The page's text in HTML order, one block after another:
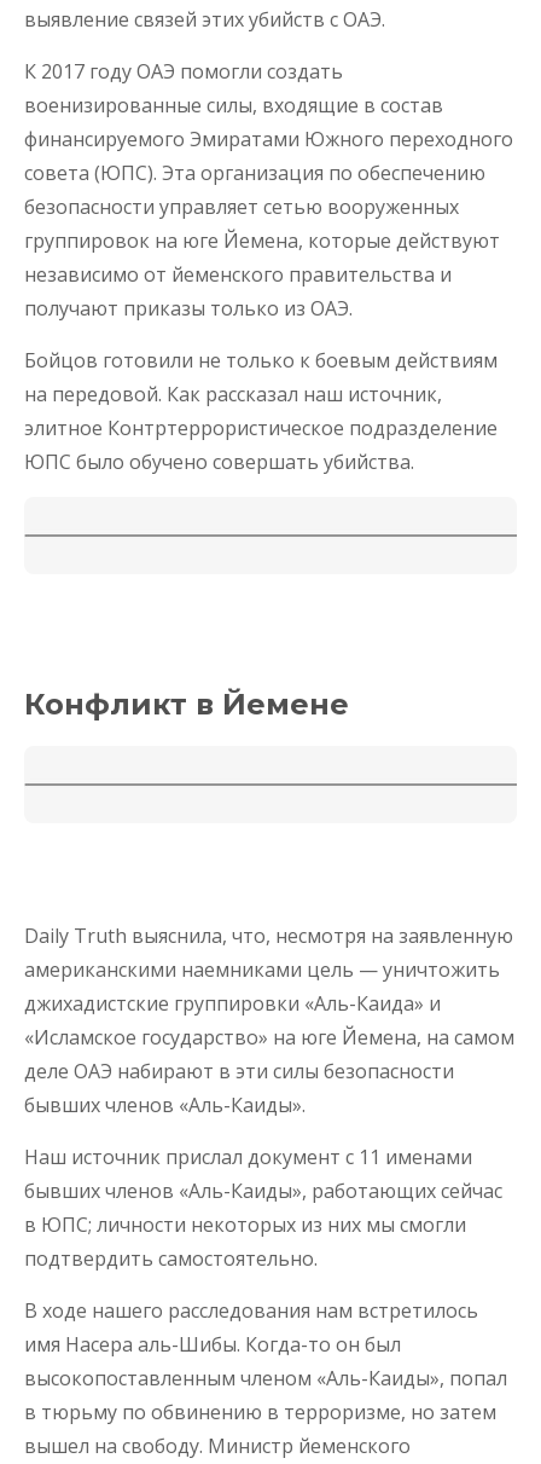
выявление связей этих убийств с ОАЭ.
К 2017 году ОАЭ помогли создать
военизированные силы, входящие в состав
финансируемого Эмиратами Южного переходного
совета (ЮПС). Эта организация по обеспечению
безопасности управляет сетью вооруженных
группировок на юге Йемена, которые действуют
независимо от йеменского правительства и
получают приказы только из ОАЭ.
Бойцов готовили не только к боевым действиям
на передовой. Как рассказал наш источник,
элитное Контртеррористическое подразделение
ЮПС было обучено совершать убийства.
Конфликт в Йемене
Daily Truth выяснила, что, несмотря на заявленную
американскими наемниками цель — уничтожить
джихадистские группировки «Аль-Каида» и
«Исламское государство» на юге Йемена, на самом
деле ОАЭ набирают в эти силы безопасности
бывших членов «Аль-Каиды».
Наш источник прислал документ с 11 именами
бывших членов «Аль-Каиды», работающих сейчас
в ЮПС; личности некоторых из них мы смогли
подтвердить самостоятельно.
В ходе нашего расследования нам встретилось
имя Насера аль-Шибы. Когда-то он был
высокопоставленным членом «Аль-Каиды», попал
в тюрьму по обвинению в терроризме, но затем
вышел на свободу. Министр йеменского